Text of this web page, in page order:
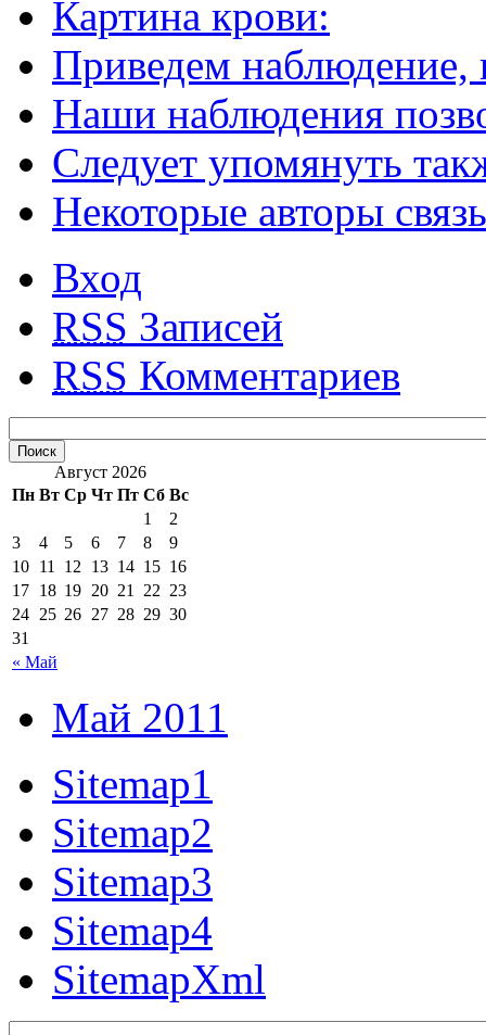
Картина крови:
Приведем
Наши наблюдения
Следует упомянуть
Некоторые авторы
Вход
RSS Записей
RSS Комментариев
Август 2026
Пн Вт Ср Чт Пт Сб Вс
« Май
1
2
3
4 5 6 7 8
9
10 11 12 13 14 15 16
17 18 19 20 21 22 23
24 25 26 27 28 29 30
31
Май 2011
Sitemap1
Sitemap2
Sitemap3
Sitemap4
SitemapXml